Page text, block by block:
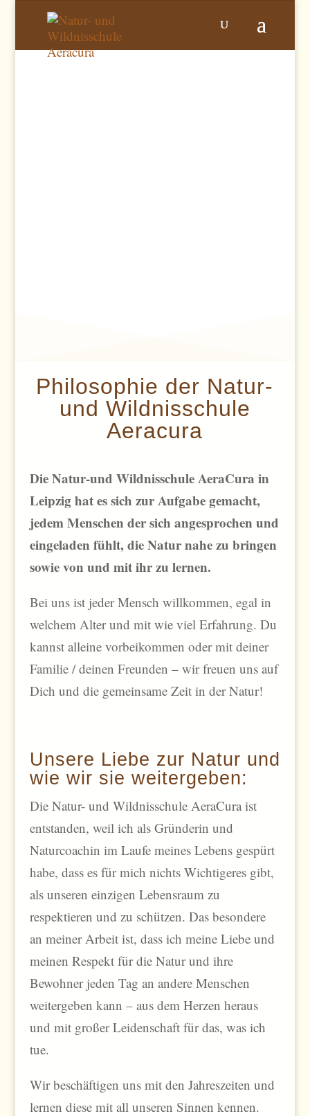
Philosophie der Natur-
und Wildnisschule
Aeracura
Die Natur-und Wildnisschule AeraCura in
Leipzig hat es sich zur Aufgabe gemacht,
jedem Menschen der sich angesprochen und
eingeladen fühlt, die Natur nahe zu bringen
sowie von und mit ihr zu lernen.
Bei uns ist jeder Mensch willkommen, egal in
welchem Alter und mit wie viel Erfahrung. Du
kannst alleine vorbeikommen oder mit deiner
Familie / deinen Freunden – wir freuen uns auf
Dich und die gemeinsame Zeit in der Natur!
Unsere Liebe zur Natur und
wie wir sie weitergeben:
Die Natur- und Wildnisschule AeraCura ist
entstanden, weil ich als Gründerin und
Naturcoachin im Laufe meines Lebens gespürt
habe, dass es für mich nichts Wichtigeres gibt,
als unseren einzigen Lebensraum zu
respektieren und zu schützen. Das besondere
an meiner Arbeit ist, dass ich meine Liebe und
meinen Respekt für die Natur und ihre
Bewohner jeden Tag an andere Menschen
weitergeben kann – aus dem Herzen heraus
und mit großer Leidenschaft für das, was ich
tue.
Wir beschäftigen uns mit den Jahreszeiten und
lernen diese mit all unseren Sinnen kennen.